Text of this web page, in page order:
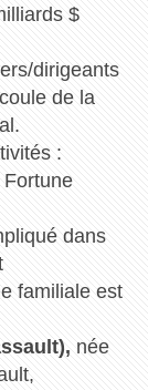
$
dirigeants
de la
:
dans
familiale est
née